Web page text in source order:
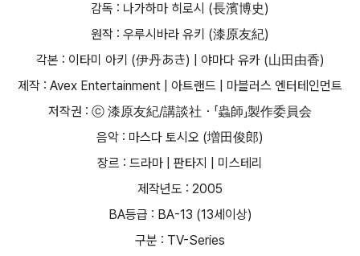
감독 : 나가하마 히로시 (長濱博史)
원작 : 우루시바라 유키 (漆原友紀)
각본 : 이타미 아키 (伊丹あき) | 야마다 유카 (山田由香)
제작 : Avex Entertainment | 아트랜드 | 마블러스 엔터테인먼트
저작권 : ⓒ 漆原友紀/講談社・「蟲師」製作委員会
음악 : 마스다 토시오 (増田俊郎)
장르 : 드라마 | 판타지 | 미스테리
제작년도 : 2005
BA등급 : BA-13 (13세이상)
구분 : TV-Series